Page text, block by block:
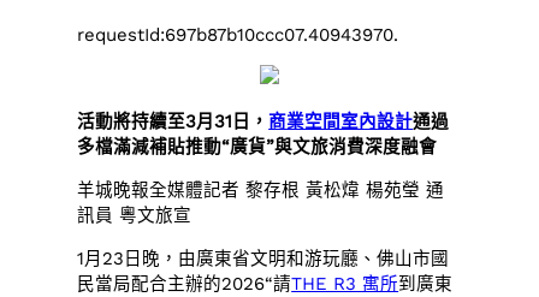
requestId:697b87b10ccc07.40943970.
活動將持續至3月31日，商業空間室內設計通過
多檔滿減補貼推動“廣貨”與文旅消費深度融會
羊城晚報全媒體記者 黎存根 黃松煒 楊苑瑩 通
訊員 粵文旅宣
1月23日晚，由廣東省文明和游玩廳、佛山市國
民當局配合主辦的2026“請THE R3 寓所到廣東